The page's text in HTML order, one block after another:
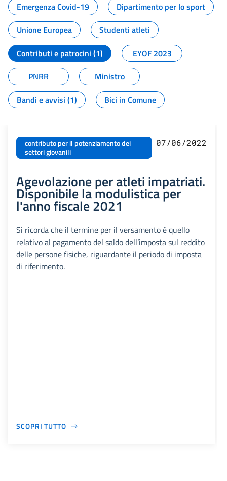
Emergenza Covid-19
Dipartimento per lo sport
Unione Europea
Studenti atleti
Contributi e patrocini (1)
EYOF 2023
PNRR
Ministro
Bandi e avvisi (1)
Bici in Comune
contributo per il potenziamento dei
settori giovanili
07/06/2022
Agevolazione per atleti impatriati.
Disponibile la modulistica per
l'anno fiscale 2021
Si ricorda che il termine per il versamento è quello
relativo al pagamento del saldo dell’imposta sul reddito
delle persone fisiche, riguardante il periodo di imposta
di riferimento.
SCOPRI TUTTO